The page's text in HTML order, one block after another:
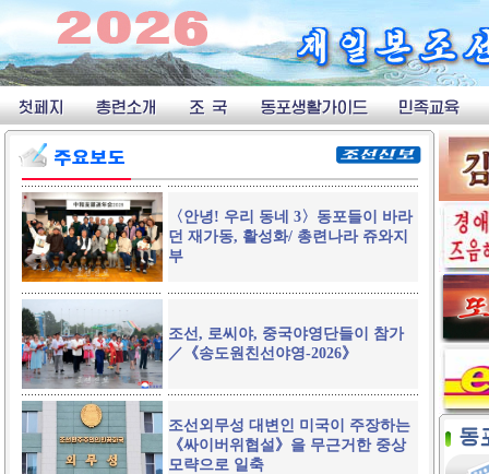
〈안녕! 우리 동네 3〉동포들이 바라
던 재가동, 활성화/ 총련나라 쥬와지
부
조선, 로씨야, 중국야영단들이 참가
／《송도원친선야영-2026》
조선외무성 대변인 미국이 주장하는
《싸이버위협설》을 무근거한 중상
모략으로 일축